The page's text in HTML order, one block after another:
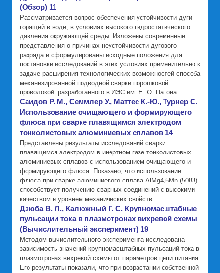
(Обзор) 11
Рассматривается вопрос обеспечения устойчивости дуги,
горящей в воде, в условиях высокого гидростатического
давления окружающей среды. Изложены современные
представления о причинах неустойчивости дугового
разряда и сформулированы исходные положения для
постановки исследований в этих условиях применительно к
задаче расширения технологических возможностей способа
механизированной подводной сварки порошковой
проволокой, разработанного в ИЭС им. Е. О. Патона.
Саидов Р. М., Семмлер У., Маттес К.-Ю., Турнер С.
Использование очищающего и формирующего
флюса при сварке плавящимся электродом
тонколистовых алюминиевых сплавов 14
Представлены результаты исследований сварки
плавящимся электродом в инертном газе тонколистовых
алюминиевых сплавов с использованием очищающего и
формирующего флюса. Показано, что использование
флюса при сварке алюминиевого сплава AlMg4,5Mn (5083)
способствует получению сварных соединений с высокими
качеством и уровнем механических свойств.
Дзюба В. Л., Калюжный Г. С. Крупномасштабные
пульсации тока в плазмотронах вихревой схемы
(Вычислительный эксперимент) 19
Методом вычислительного эксперимента исследована
зависимость значений крупномасштабных пульсаций тока в
плазмотронах вихревой схемы от параметров цепи питания.
Его результаты показали, что при возрастании собственной